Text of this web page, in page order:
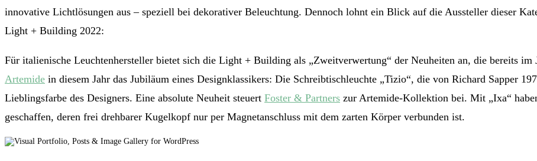
innovative Lichtlösungen aus – speziell bei dekorativer Beleuchtung. Dennoch lohnt ein Blick auf die Aussteller dieser
Light + Building 2022:
Für italienische Leuchtenhersteller bietet sich die Light + Building als „Zweitverwertung“ der Neuheiten an, die bereits
Artemide in diesem Jahr das Jubiläum eines Designklassikers: Die Schreibtischleuchte „Tizio“, die von Richard Sapper
Lieblingsfarbe des Designers. Eine absolute Neuheit steuert Foster & Partners zur Artemide-Kollektion bei. Mit „Ixa“
geschaffen, deren frei drehbarer Kugelkopf nur per Magnetanschluss mit dem zarten Körper verbunden ist.